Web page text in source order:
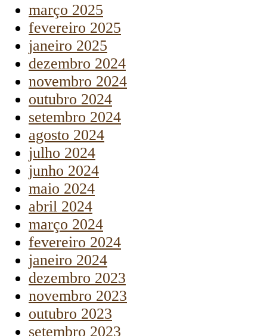
março 2025
fevereiro 2025
janeiro 2025
dezembro 2024
novembro 2024
outubro 2024
setembro 2024
agosto 2024
julho 2024
junho 2024
maio 2024
abril 2024
março 2024
fevereiro 2024
janeiro 2024
dezembro 2023
novembro 2023
outubro 2023
setembro 2023